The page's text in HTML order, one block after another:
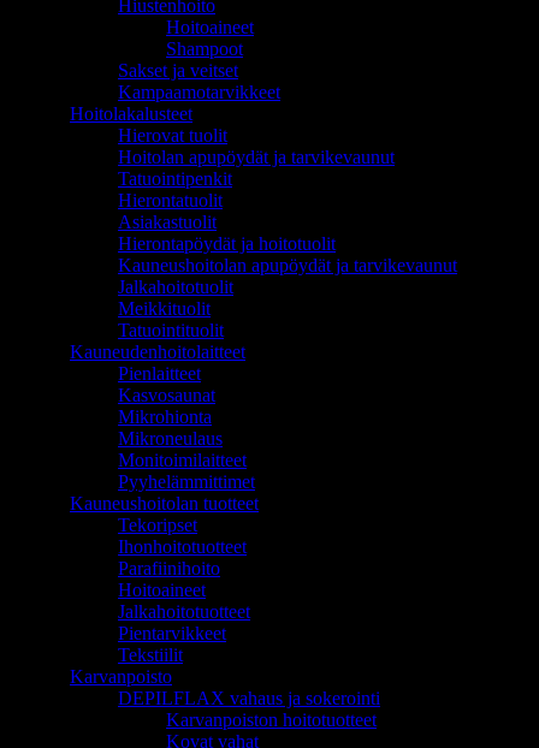
Hiustenhoito
Hoitoaineet
Shampoot
Sakset ja veitset
Kampaamotarvikkeet
Hoitolakalusteet
Hierovat tuolit
Hoitolan apupöydät ja tarvikevaunut
Tatuointipenkit
Hierontatuolit
Asiakastuolit
Hierontapöydät ja hoitotuolit
Kauneushoitolan apupöydät ja tarvikevaunut
Jalkahoitotuolit
Meikkituolit
Tatuointituolit
Kauneudenhoitolaitteet
Pienlaitteet
Kasvosaunat
Mikrohionta
Mikroneulaus
Monitoimilaitteet
Pyyhelämmittimet
Kauneushoitolan tuotteet
Tekoripset
Ihonhoitotuotteet
Parafiinihoito
Hoitoaineet
Jalkahoitotuotteet
Pientarvikkeet
Tekstiilit
Karvanpoisto
DEPILFLAX vahaus ja sokerointi
Karvanpoiston hoitotuotteet
Kovat vahat